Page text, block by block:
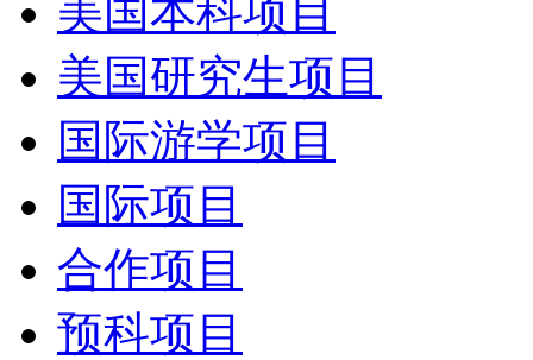
美国本科项目
美国研究生项目
国际游学项目
国际项目
合作项目
预科项目